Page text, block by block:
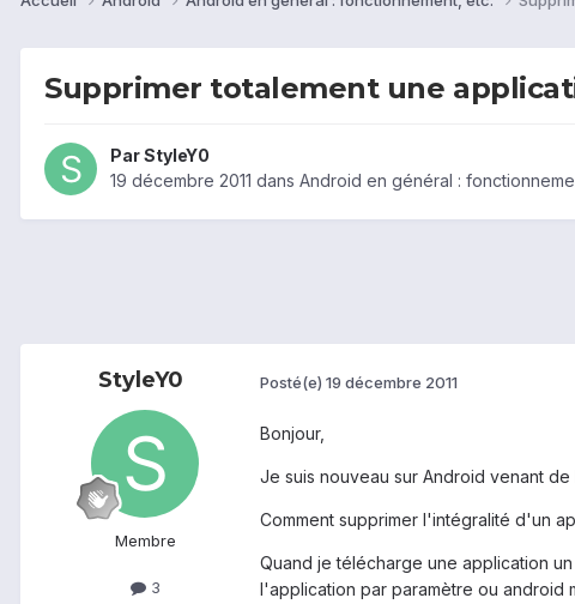
Supprimer totalement une
ParStyleY0
19 décembre 2011 dans Android en général :
StyleY0
Membre
3
Posté(e) 19 décembre 2011
Bonjour,
Je suis nouveau sur Android venant
Comment supprimer l'intégralité d'un
Quand je télécharge une application
l'application par paramètre ou android